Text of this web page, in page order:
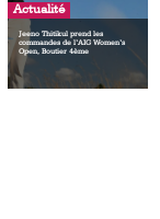
Actualité
Jeeno Thitikul prend les
commandes de l’AIG Women’s
Open, Boutier 4ème